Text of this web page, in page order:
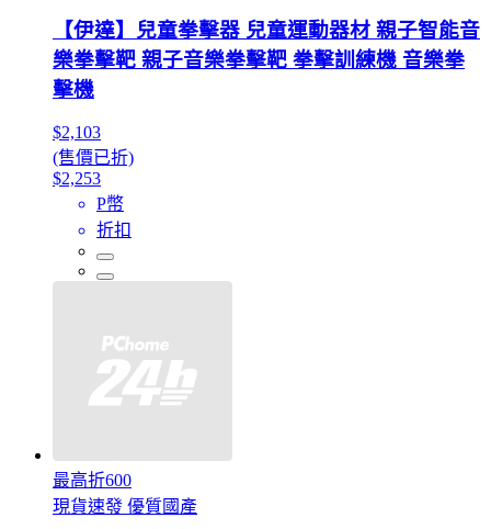
【伊達】兒童拳擊器 兒童運動器材 親子智能音
樂拳擊靶 親子音樂拳擊靶 拳擊訓練機 音樂拳
擊機
$2,103
(售價已折)
$2,253
P幣
折扣
最高折600
現貨速發 優質國產